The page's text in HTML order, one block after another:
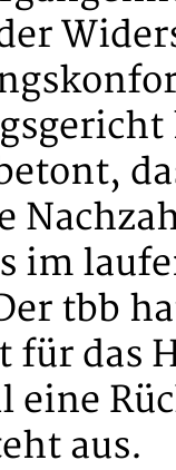
im
tbb
für das
eine
aus.